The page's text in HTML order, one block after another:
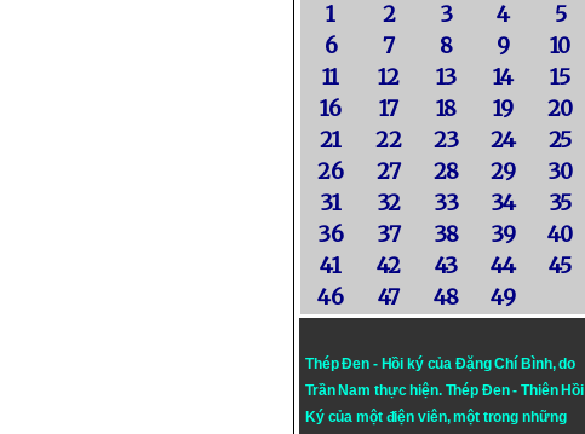
1 2 3 4
5
6
7 8 9
10
11
12 13 14
15
16
17 18 19
20
21
22 23 24
25
26
27 28 29
30
31
32 33 34
35
36
37 38 39
40
41
42 43 44
45
46
47 48 49
Thép Đen - Hồi ký của Đặng Chí Bình, do
Trần Nam thực hiện. Thép Đen- Thiên Hồi
Ký của một điện viên, một trong những